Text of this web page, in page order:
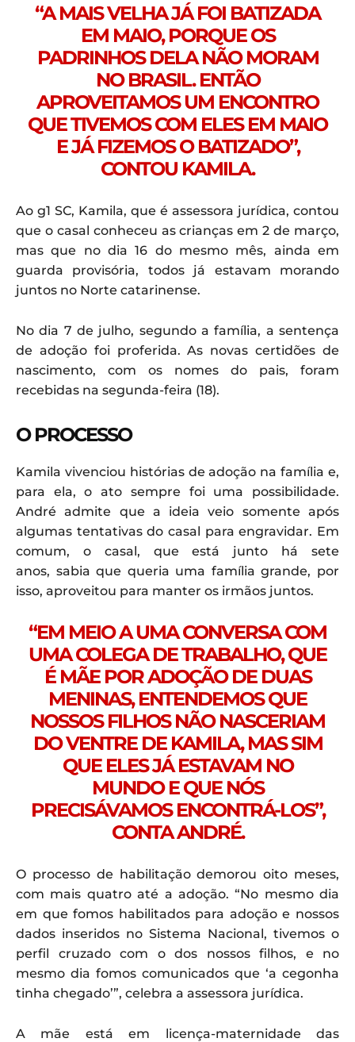
“A MAIS VELHA JÁ FOI BATIZADA
EM MAIO, PORQUE OS
PADRINHOS DELA NÃO MORAM
NO BRASIL. ENTÃO
APROVEITAMOS UM ENCONTRO
QUE TIVEMOS COM ELES EM MAIO
E JÁ FIZEMOS O BATIZADO”,
CONTOU KAMILA.
Ao g1 SC, Kamila, que é assessora jurídica, contou
que o casal conheceu as crianças em 2 de março,
mas que no dia 16 do mesmo mês, ainda em
guarda provisória, todos já estavam morando
juntos no Norte catarinense.
No dia 7 de julho, segundo a família, a sentença
de adoção foi proferida. As novas certidões de
nascimento, com os nomes do pais, foram
recebidas na segunda-feira (18).
O PROCESSO
Kamila vivenciou histórias de adoção na família e,
para ela, o ato sempre foi uma possibilidade.
André admite que a ideia veio somente após
algumas tentativas do casal para engravidar. Em
comum, o casal, que está junto há sete
anos, sabia que queria uma família grande, por
isso, aproveitou para manter os irmãos juntos.
“EM MEIO A UMA CONVERSA COM
UMA COLEGA DE TRABALHO, QUE
É MÃE POR ADOÇÃO DE DUAS
MENINAS, ENTENDEMOS QUE
NOSSOS FILHOS NÃO NASCERIAM
DO VENTRE DE KAMILA, MAS SIM
QUE ELES JÁ ESTAVAM NO
MUNDO E QUE NÓS
PRECISÁVAMOS ENCONTRÁ-LOS”,
CONTA ANDRÉ.
O processo de habilitação demorou oito meses,
com mais quatro até a adoção. “No mesmo dia
em que fomos habilitados para adoção e nossos
dados inseridos no Sistema Nacional, tivemos o
perfil cruzado com o dos nossos filhos, e no
mesmo dia fomos comunicados que ‘a cegonha
tinha chegado’”, celebra a assessora jurídica.
A mãe está em licença-maternidade das